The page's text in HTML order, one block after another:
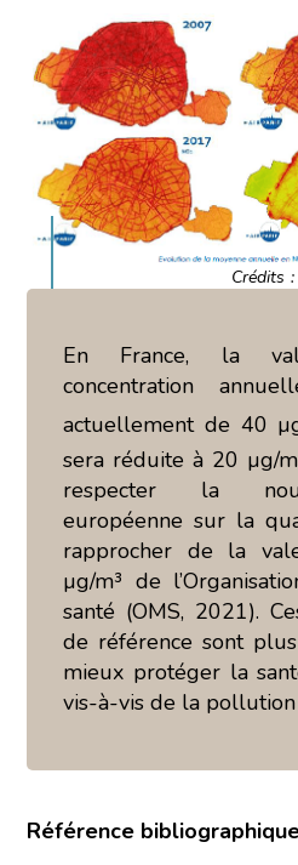
Crédits
En France, la
concentration
actuellement de 40
sera réduite à 20 µg/m
respecter la
européenne sur la
rapprocher de la
µg/m³ de
santé (OMS, 2021).
de référence sont
mieux protéger la
vis-à-vis de la pollution
Référence